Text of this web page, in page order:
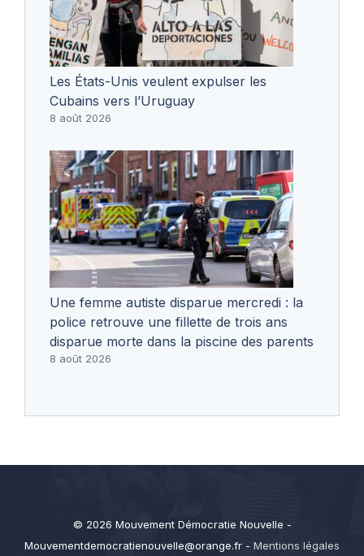
Les États-Unis veulent expulser les
Cubains vers l’Uruguay
8 août 2026
Une femme autiste disparue mercredi : la
police retrouve une fillette de trois ans
disparue morte dans la piscine des parents
8 août 2026
© 2026 Mouvement Démocratie Nouvelle -
Mouvementdemocratienouvelle@orange.fr - Mentions légales